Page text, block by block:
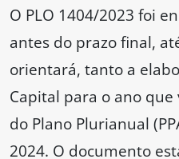
O PLO 1404/2023 foi
antes do prazo final,
orientará, tanto a
Capital para o ano
do Plano Plurianual
2024. O documento